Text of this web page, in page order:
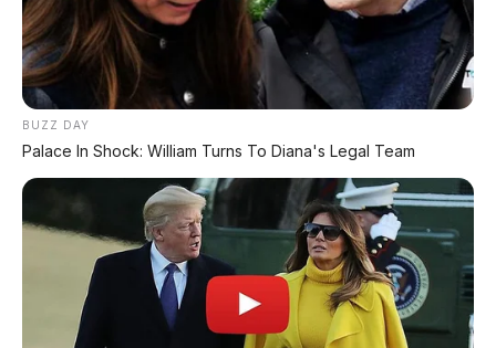
Portal media otomotif terpercaya yang menyajikan berita
terbaru seputar dunia mobil dan motor, review jujur spesifikasi
kendaraan, daftar harga OTR terbaru, inspirasi modifikasi, info
lalu lintas dan transportasi nasional.
KATEGORI
Review Mobil
Spesifikasi Motor
Tips & Perawatan
Event Otomotif
Daftar Harga OTR
BUZZ DAY
Palace In Shock: William Turns To Diana's Legal Team